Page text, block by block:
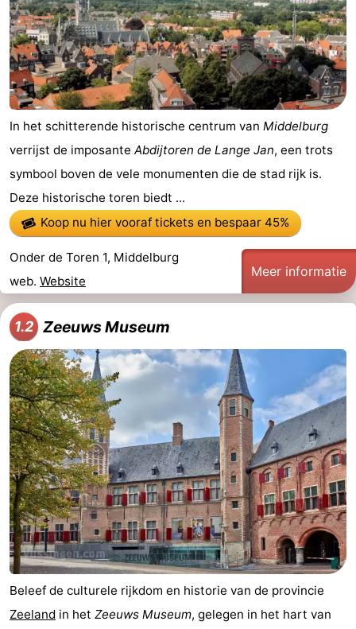
In het schitterende historische centrum van Middelburg
verrijst de imposante Abdijtoren de Lange Jan, een trots
symbool boven de vele monumenten die de stad rijk is.
Deze historische toren biedt ...
Koop nu hier vooraf ticketsen bespaar 45%
Onder de Toren 1, Middelburg
web. Website
Meer informatie
1.2 Zeeuws Museum
Beleef de culturele rijkdom en historie van de provincie
Zeeland in het Zeeuws Museum, gelegen in het hart van